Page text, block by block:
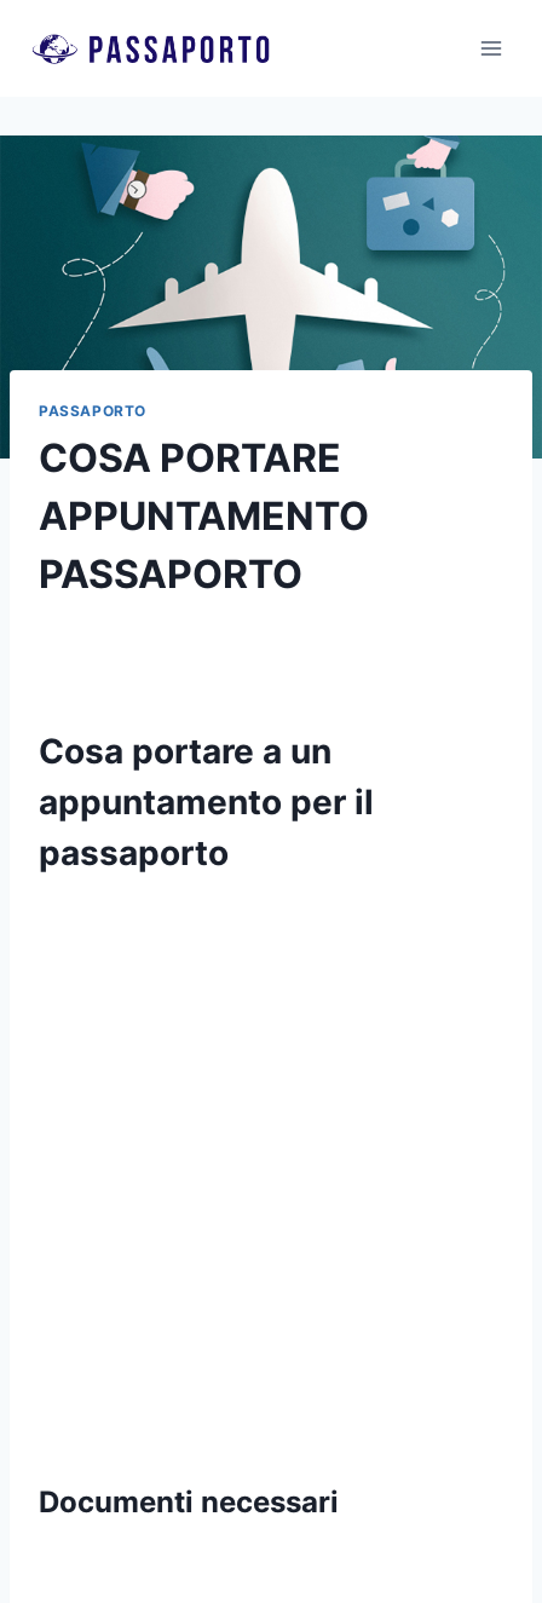
PASSAPORTO
COSA PORTARE
APPUNTAMENTO
PASSAPORTO
Cosa portare a un
appuntamento per il
passaporto
Documenti necessari